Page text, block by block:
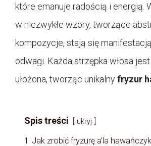
które emanuje radością i energią.
w niezwykłe wzory, tworzące
kompozycje, stają się
odwagi. Każda strzępka włosa
ułożona, tworząc unikalnyfryzur
Spis treści ukryj
1 Jak zrobić fryzurę a’la